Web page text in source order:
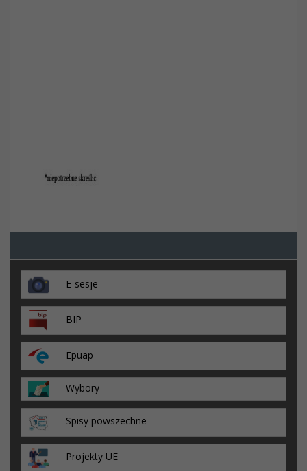
E-sesje
BIP
Epuap
Wybory
Spisy powszechne
Projekty UE